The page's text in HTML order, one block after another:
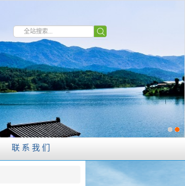
联系我们